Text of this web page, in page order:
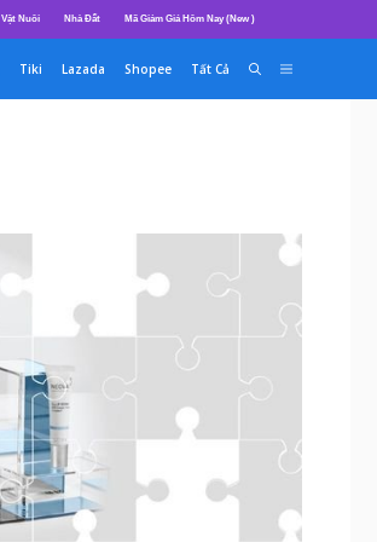
Vật Nuôi Nhà Đất Mã Giảm Giá Hôm Nay (New )
Tiki Lazada Shopee Tất Cả